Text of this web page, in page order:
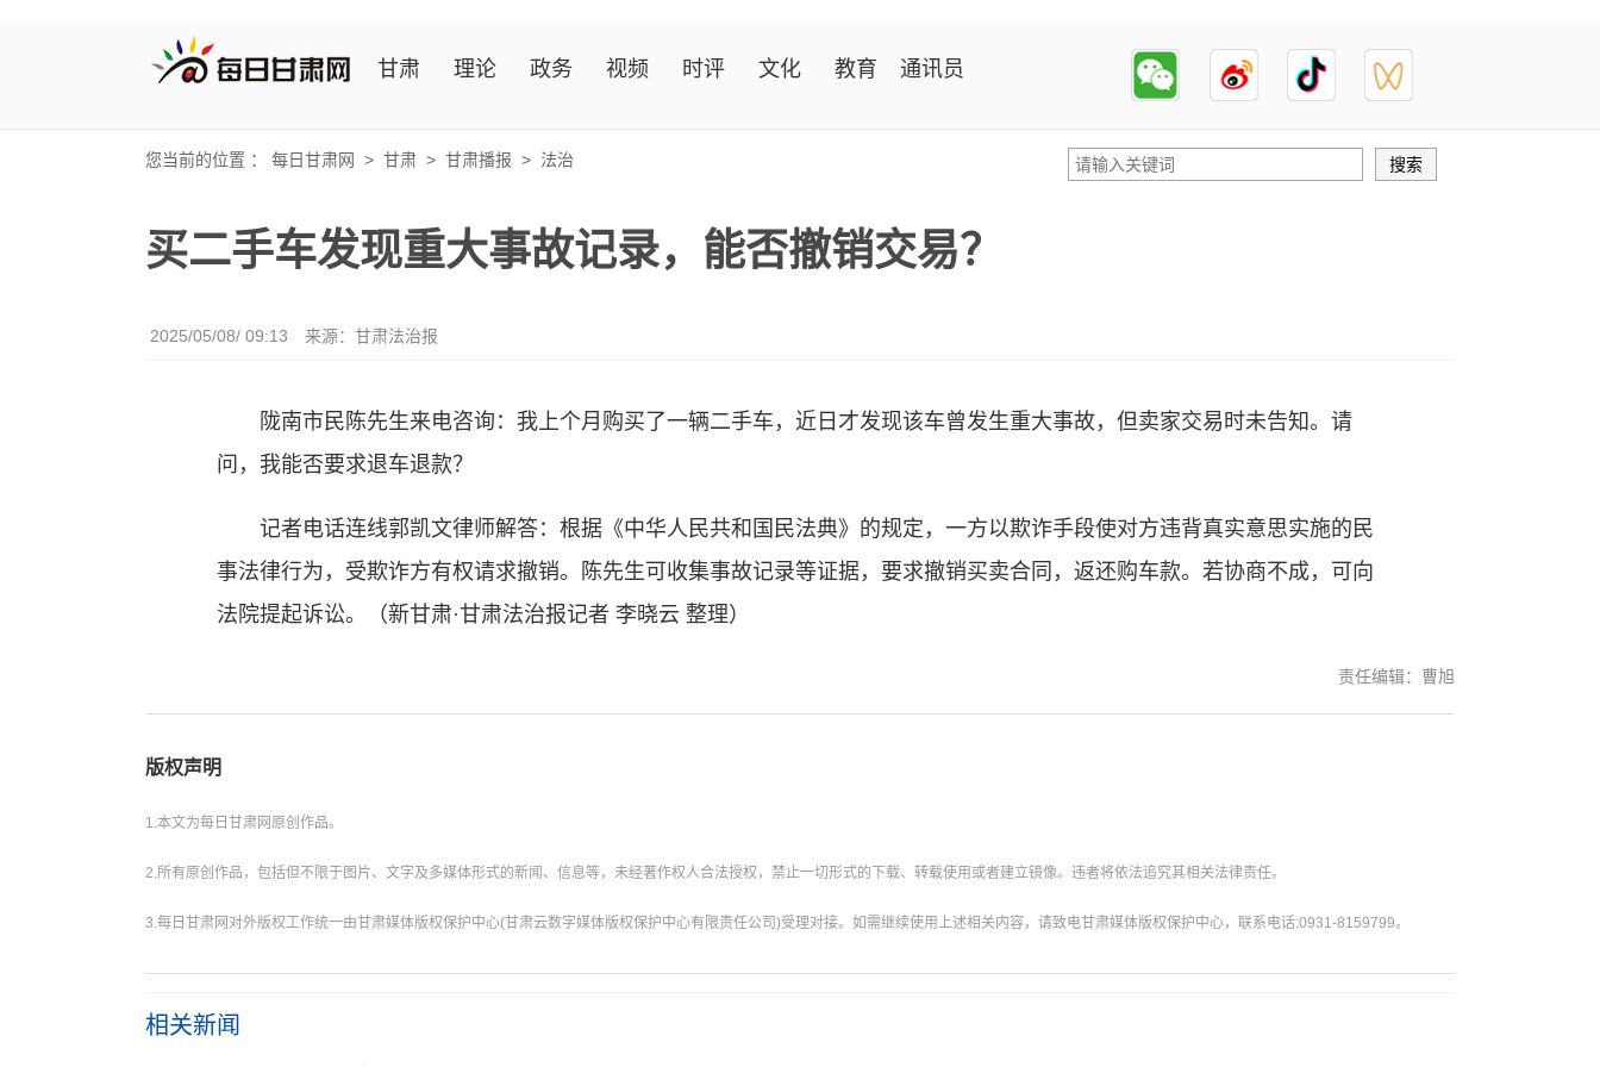
甘肃 理论 政务 视频 时评 文化 教育 通讯员
您当前的位置 ： 每日甘肃网 > 甘肃 > 甘肃播报 > 法治
买二手车发现重大事故记录，能否撤销交易？
2025/05/08/ 09:13 来源：甘肃法治报
陇南市民陈先生来电咨询：我上个月购买了一辆二手车，近日才发现该车曾发生重大事故，但卖家交易时未告知。请
问，我能否要求退车退款？
记者电话连线郭凯文律师解答：根据《中华人民共和国民法典》的规定，一方以欺诈手段使对方违背真实意思实施的民
事法律行为，受欺诈方有权请求撤销。陈先生可收集事故记录等证据，要求撤销买卖合同，返还购车款。若协商不成，可向
法院提起诉讼。（新甘肃·甘肃法治报记者 李晓云 整理）
责任编辑：曹旭
版权声明
1.本文为每日甘肃网原创作品。
2.所有原创作品，包括但不限于图片、文字及多媒体形式的新闻、信息等，未经著作权人合法授权，禁止一切形式的下载、转载使用或者建立镜像。违者将依法追究其相关法律责任。
3.每日甘肃网对外版权工作统一由甘肃媒体版权保护中心(甘肃云数字媒体版权保护中心有限责任公司)受理对接。如需继续使用上述相关内容，请致电甘肃媒体版权保护中心，联系电话:0931-8159799。
相关新闻